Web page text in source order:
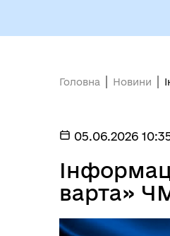
Головна Новини
05.06.2026
варта»